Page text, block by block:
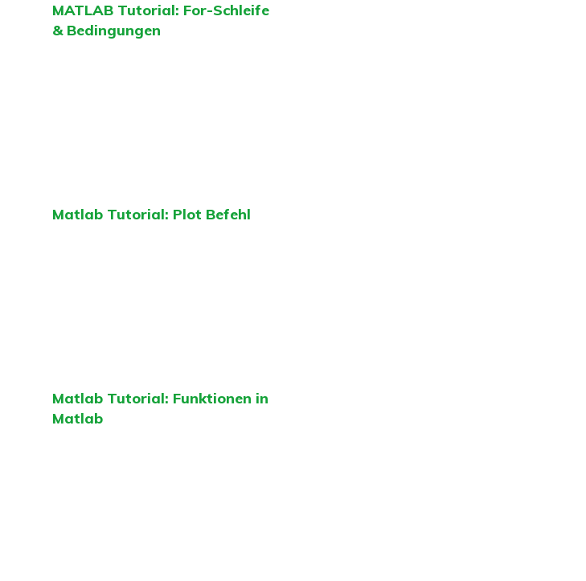
MATLAB Tutorial: For-Schleife
& Bedingungen
Matlab Tutorial: Plot Befehl
Matlab Tutorial: Funktionen in
Matlab